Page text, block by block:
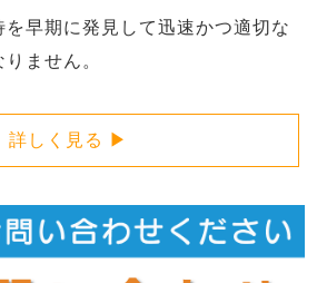
を早期に発見して迅速かつ適切な
ません。
詳しく見る ▶